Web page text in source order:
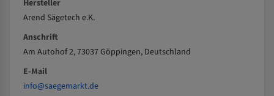
Hersteller
Arend Sägetech e.K.
Anschrift
Am Autohof 2, 73037 Göppingen, Deutschland
E-Mail
info@saegemarkt.de